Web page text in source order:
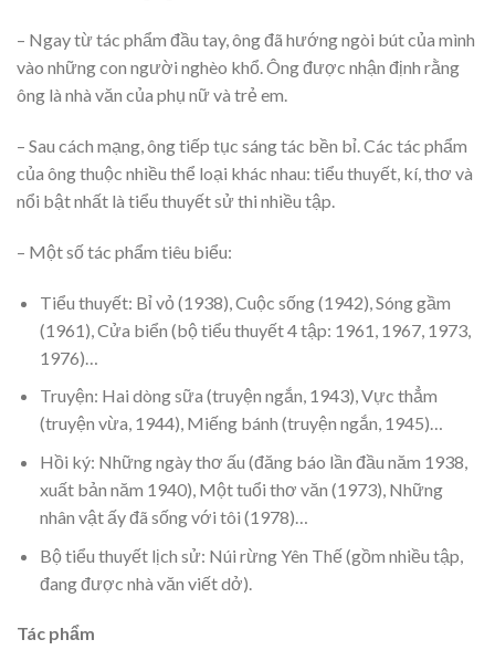
– Ngay từ tác phẩm đầu tay, ông đã hướng ngòi bút của mình
vào những con người nghèo khổ. Ông được nhận định rằng
ông là nhà văn của phụ nữ và trẻ em.
– Sau cách mạng, ông tiếp tục sáng tác bền bỉ. Các tác phẩm
của ông thuộc nhiều thể loại khác nhau: tiểu thuyết, kí, thơ và
nổi bật nhất là tiểu thuyết sử thi nhiều tập.
– Một số tác phẩm tiêu biểu:
Tiểu thuyết: Bỉ vỏ (1938), Cuộc sống (1942), Sóng gầm
(1961), Cửa biển (bộ tiểu thuyết 4 tập: 1961, 1967, 1973,
1976)…
Truyện: Hai dòng sữa (truyện ngắn, 1943), Vực thẳm
(truyện vừa, 1944), Miếng bánh (truyện ngắn, 1945)…
Hồi ký: Những ngày thơ ấu (đăng báo lần đầu năm 1938,
xuất bản năm 1940), Một tuổi thơ văn (1973), Những
nhân vật ấy đã sống với tôi (1978)…
Bộ tiểu thuyết lịch sử: Núi rừng Yên Thế (gồm nhiều tập,
đang được nhà văn viết dở).
Tác phẩm